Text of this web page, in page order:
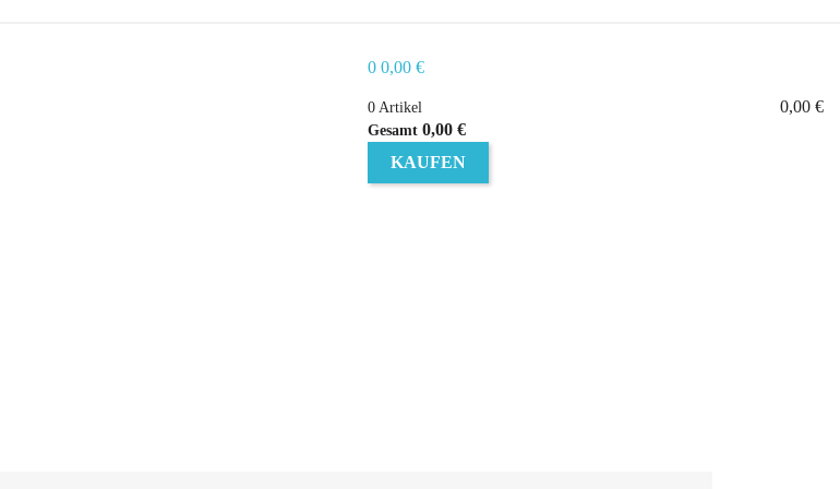
0 0,00 €
0 Artikel 0,00 €
Gesamt 0,00 €
KAUFEN